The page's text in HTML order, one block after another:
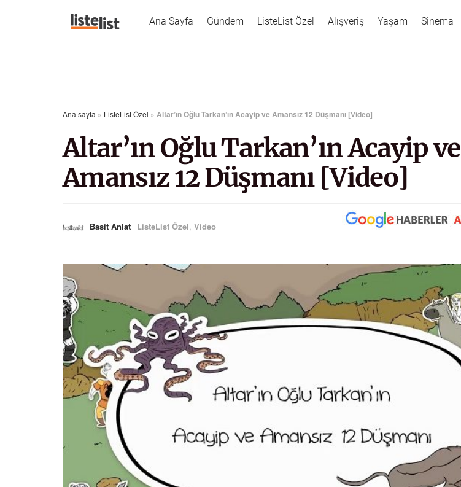
Ana Sayfa Gündem ListeList Özel Alışveriş Yaşam Sinema
Ana sayfa » ListeList Özel » Altar’ın Oğlu Tarkan’ın Acayip ve Amansız 12 Düşmanı [Video]
Altar’ın Oğlu Tarkan’ın Acayip ve
Amansız 12 Düşmanı [Video]
Basit Anlat ListeList Özel, Video